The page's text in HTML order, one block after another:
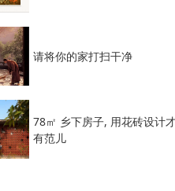
请将你的家打扫干净
78㎡ 乡下房子, 用花砖设计
有范儿